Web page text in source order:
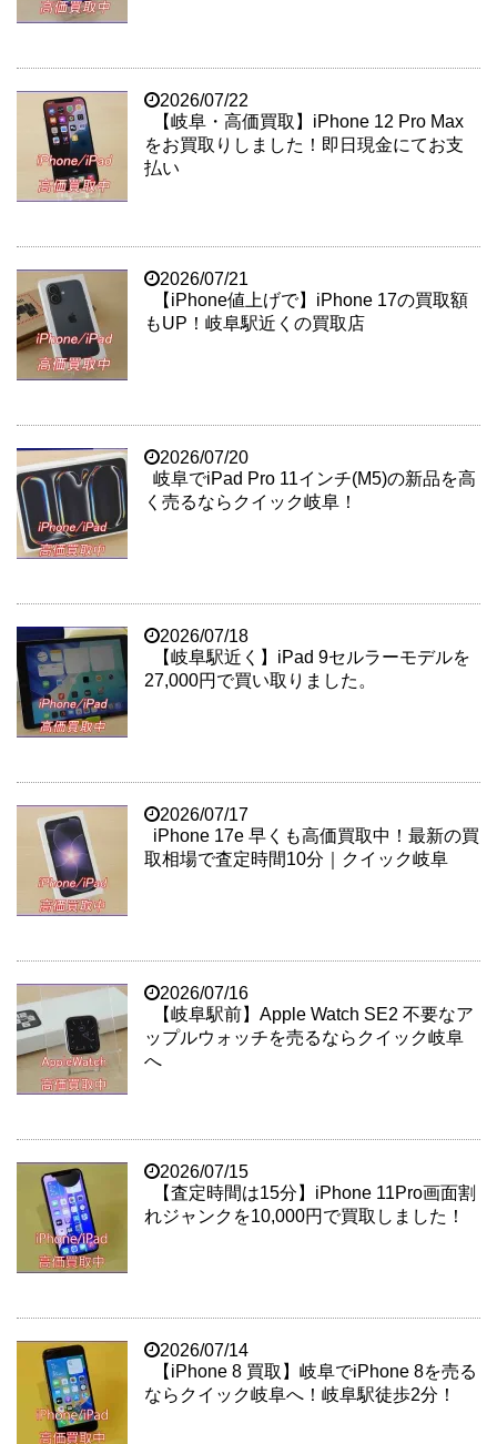
2026/07/22
【岐阜・高価買取】iPhone 12 Pro Max
をお買取りしました！即日現金にてお支
払い
2026/07/21
【iPhone値上げで】iPhone 17の買取額
もUP！岐阜駅近くの買取店
2026/07/20
岐阜でiPad Pro 11インチ(M5)の新品を高
く売るならクイック岐阜！
2026/07/18
【岐阜駅近く】iPad 9セルラーモデルを
27,000円で買い取りました。
2026/07/17
iPhone 17e 早くも高価買取中！最新の買
取相場で査定時間10分｜クイック岐阜
2026/07/16
【岐阜駅前】Apple Watch SE2 不要なア
ップルウォッチを売るならクイック岐阜
へ
2026/07/15
【査定時間は15分】iPhone 11Pro画面割
れジャンクを10,000円で買取しました！
2026/07/14
【iPhone 8 買取】岐阜でiPhone 8を売る
ならクイック岐阜へ！岐阜駅徒歩2分！